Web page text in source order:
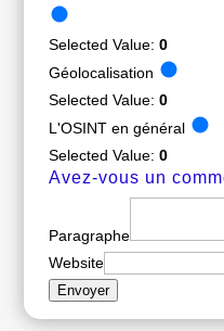
Selected Value: 0
Géolocalisation
Selected Value: 0
L'OSINT en général
Selected Value: 0
Avez-vous un
Paragraphe
Website
Envoyer